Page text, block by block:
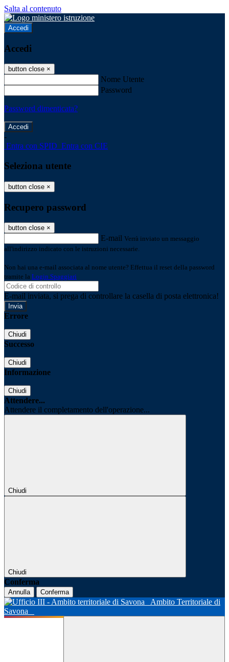
Salta al contenuto
Accedi
Accedi
button close ×
Nome Utente
Password
Password dimenticata?
-
Entra con SPID Entra con CIE
Seleziona utente
button close ×
Recupero password
button close ×
E-mail Verrà inviato un messaggio
all'indirizzo indicato con le istruzioni necessarie.
Non hai una e-mail associata al nome utente? Effettua il reset della password
tramite la Login Spaggiari
E-mail inviata, si prega di controllare la casella di posta elettronica!
Errore
Chiudi
Successo
Chiudi
Informazione
Chiudi
Attendere...
Attendere il completamento dell'operazione...
Chiudi
Chiudi
Conferma
Annulla Conferma
Ambito Territoriale di
Savona